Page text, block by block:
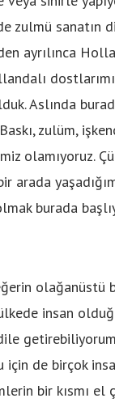
zulmü sanatın
ayrılınca
Aslında
zulüm,
olamıyoruz.
arada
burada
olağanüstü
insan
de birçok
bir kısmı el